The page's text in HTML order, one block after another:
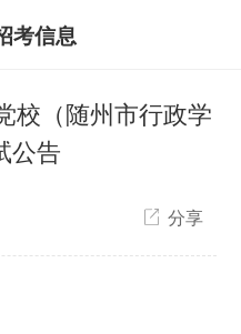
考信息
校（随州市行政学
公告
分享